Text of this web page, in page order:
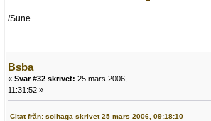
/Sune
Bsba
« Svar #32 skrivet: 25 mars 2006,
11:31:52 »
Citat från: solhaga skrivet 25 mars 2006, 09:18:10